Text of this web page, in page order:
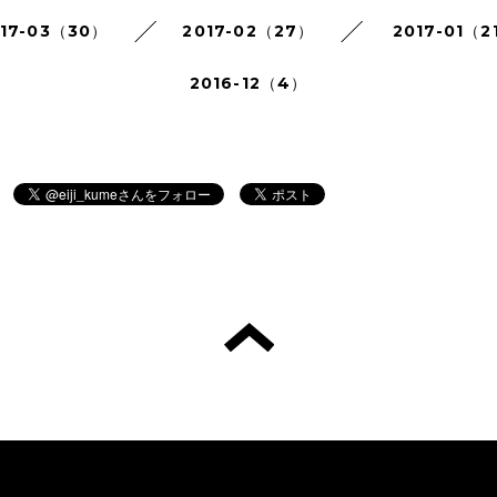
03（30） 2017-02（27） 2017-01（
2016-12（4）